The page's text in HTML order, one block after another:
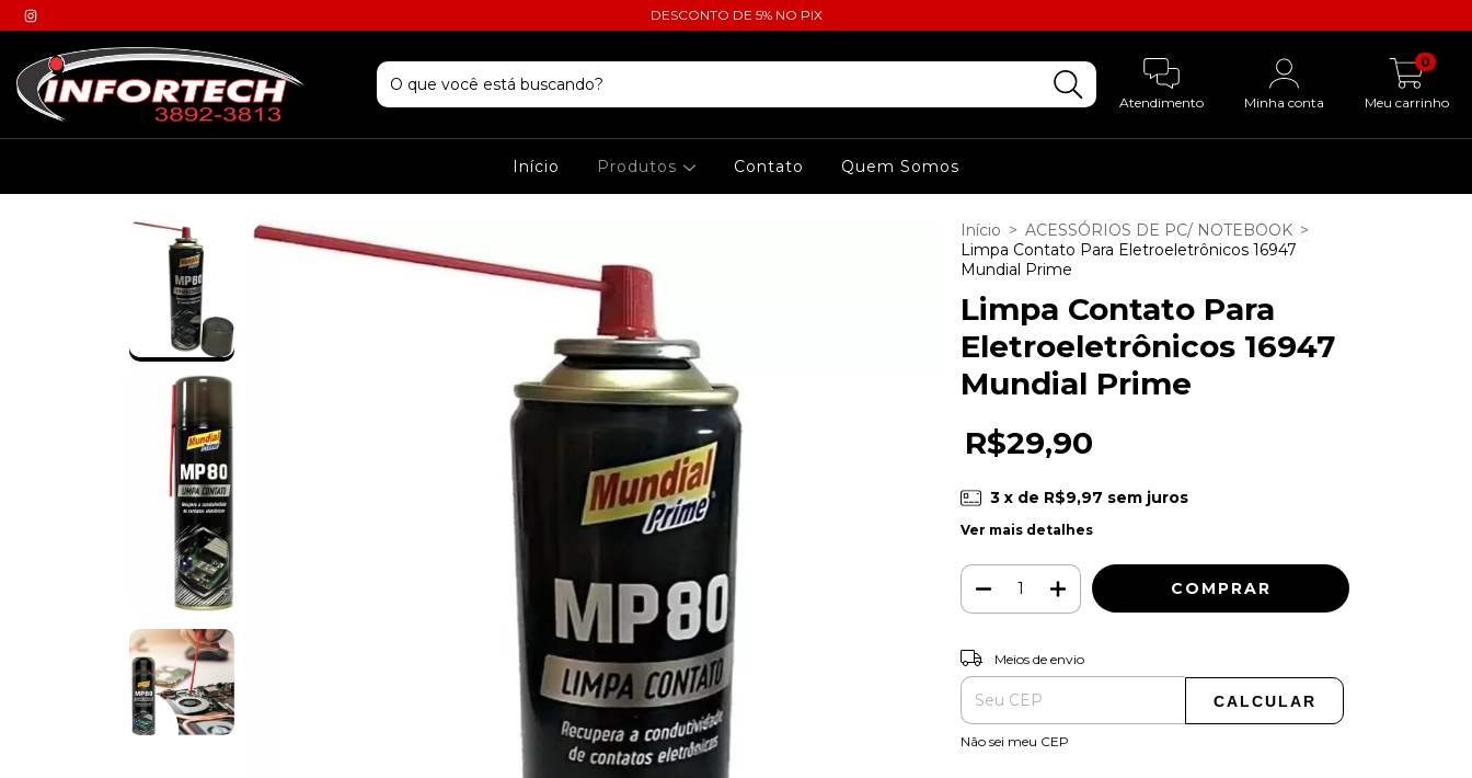
DESCONTO DE 5% NO PIX
Atendimento Minha conta Meu carrinho
0
Início Produtos Contato Quem Somos
Início > ACESSÓRIOS DE PC/ NOTEBOOK >
Limpa Contato Para Eletroeletrônicos 16947
Mundial Prime
Limpa Contato Para
Eletroeletrônicos 16947
Mundial Prime
R$29,90
3 x de R$9,97 sem juros
Ver mais detalhes
Entregas para o CEP:
Meios de envio
CALCULAR
Não sei meu CEP